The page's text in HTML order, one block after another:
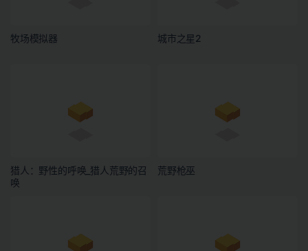
牧场模拟器 城市之星2
猎人：野性的呼唤_猎人荒野的召
唤
荒野枪巫